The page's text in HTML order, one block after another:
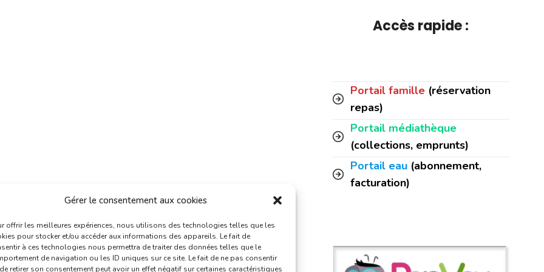
Gérer le consentement aux cookies
offrir les meilleures expériences, nous utilisons des technologies telles que les
pour stocker et/ou accéder aux informations des appareils. Le fait de
à ces technologies nous permettra de traiter des données telles que le
de navigation ou les ID uniques sur ce site. Le fait de ne pas consentir
retirer son consentement peut avoir un effet négatif sur certaines caractéristiques
Accès rapide :
Portail famille (réservation
repas)
Portail médiathèque
(collections, emprunts)
Portail eau (abonnement,
facturation)